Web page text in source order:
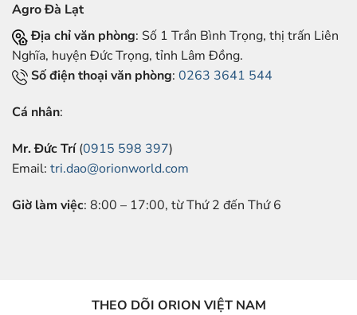
Agro Đà Lạt
Địa chỉ văn phòng: Số 1 Trần Bình Trọng, thị trấn Liên
Nghĩa, huyện Đức Trọng, tỉnh Lâm Đồng.
Số điện thoại văn phòng: 0263 3641 544
Cá nhân:
Mr. Đức Trí(0915 598 397)
Email: tri.dao@orionworld.com
Giờ làm việc: 8:00 – 17:00, từ Thứ 2 đến Thứ 6
THEO DÕI ORION VIỆT NAM